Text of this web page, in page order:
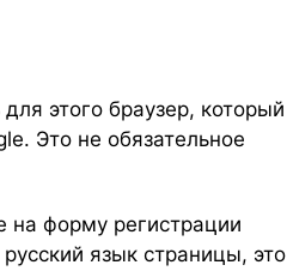
этого браузер, который
Это не обязательное
на форму регистрации
язык страницы, это